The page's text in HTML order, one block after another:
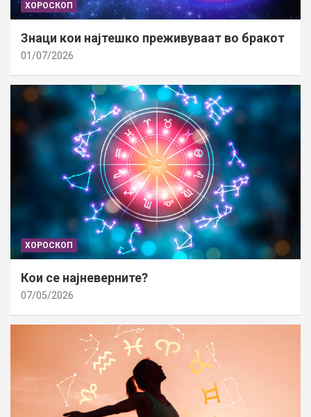
ХОРОСКОП
Знаци кои најтешко преживуваат во бракот
01/07/2026
ХОРОСКОП
Кои се најневерните?
07/05/2026